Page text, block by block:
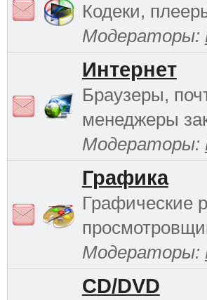
Кодеки,
Модераторы:
Интернет
Браузеры,
менеджеры
Модераторы:
Графика
Графические
Модераторы:
CD/DVD